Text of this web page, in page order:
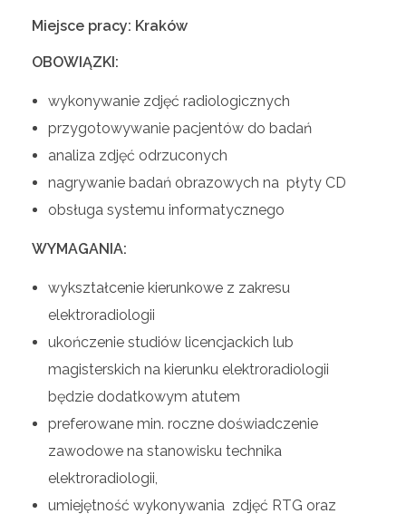
Miejsce pracy: Kraków
OBOWIĄZKI:
wykonywanie zdjęć radiologicznych
przygotowywanie pacjentów do badań
analiza zdjęć odrzuconych
nagrywanie badań obrazowych na płyty CD
obsługa systemu informatycznego
WYMAGANIA:
wykształcenie kierunkowe z zakresu
elektroradiologii
ukończenie studiów licencjackich lub
magisterskich na kierunku elektroradiologii
będzie dodatkowym atutem
preferowane min. roczne doświadczenie
zawodowe na stanowisku technika
elektroradiologii,
umiejętność wykonywania zdjęć RTG oraz